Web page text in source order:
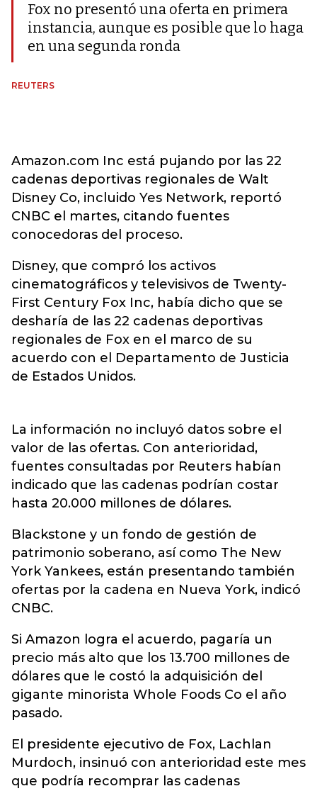
Fox no presentó una oferta en primera
instancia, aunque es posible que lo haga
en una segunda ronda
REUTERS
Amazon.com Inc está pujando por las 22
cadenas deportivas regionales de Walt
Disney Co, incluido Yes Network, reportó
CNBC el martes, citando fuentes
conocedoras del proceso.
Disney, que compró los activos
cinematográficos y televisivos de Twenty-
First Century Fox Inc, había dicho que se
desharía de las 22 cadenas deportivas
regionales de Fox en el marco de su
acuerdo con el Departamento de Justicia
de Estados Unidos.
La información no incluyó datos sobre el
valor de las ofertas. Con anterioridad,
fuentes consultadas por Reuters habían
indicado que las cadenas podrían costar
hasta 20.000 millones de dólares.
Blackstone y un fondo de gestión de
patrimonio soberano, así como The New
York Yankees, están presentando también
ofertas por la cadena en Nueva York, indicó
CNBC.
Si Amazon logra el acuerdo, pagaría un
precio más alto que los 13.700 millones de
dólares que le costó la adquisición del
gigante minorista Whole Foods Co el año
pasado.
El presidente ejecutivo de Fox, Lachlan
Murdoch, insinuó con anterioridad este mes
que podría recomprar las cadenas